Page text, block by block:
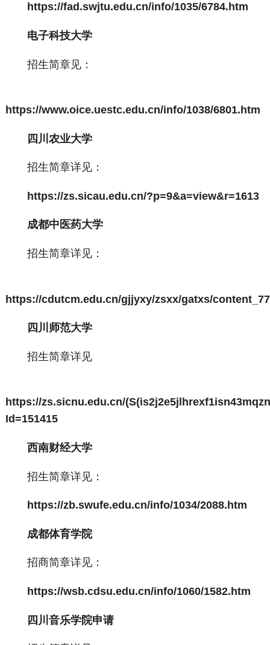
https://fad.swjtu.edu.cn/info/1035/6784.htm
电子科技大学
招生简章见：
https://www.oice.uestc.edu.cn/info/1038/6801.htm
四川农业大学
招生简章详见：
https://zs.sicau.edu.cn/?p=9&a=view&r=1613
成都中医药大学
招生简章详见：
https://cdutcm.edu.cn/gjjyxy/zsxx/gatxs/
四川师范大学
招生简章详见
https://zs.sicnu.edu.cn/
Id=151415
西南财经大学
招生简章详见：
https://zb.swufe.edu.cn/info/1034/2088.htm
成都体育学院
招商简章详见：
https://wsb.cdsu.edu.cn/info/1060/1582.htm
四川音乐学院申请